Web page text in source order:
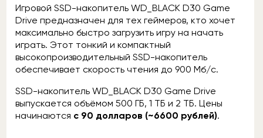
Игровой SSD-накопитель WD_BLACK D30 Game
Drive предназначен для тех геймеров, кто хочет
максимально быстро загрузить игру на начать
играть. Этот тонкий и компактный
высокопроизводительный SSD-накопитель
обеспечивает скорость чтения до 900 Мб/с.
SSD-накопитель WD_BLACK D30 Game Drive
выпускается объёмом 500 ГБ, 1 ТБ и 2 ТБ. Цены
начинаются с 90 долларов (~6600 рублей).